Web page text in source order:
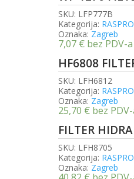
SKU: LFP777B
Kategorija:
Oznaka: Zagreb
7,07 € bez PDV-a
HF6808
SKU: LFH6812
Kategorija:
Oznaka: Zagreb
25,70 € bez
FILTER
SKU: LFH8705
Kategorija:
Oznaka: Zagreb